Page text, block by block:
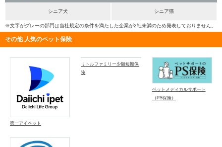
シニア犬 シニア猫
※文字がグレーの部門は当社規定の条件を満たした企業が2社未満のため発表しておりません。
その他 人気のペット保険
第一アイペット
リトルファミリー少額短期保
険
ペットメディカルサポート
（PS保険）